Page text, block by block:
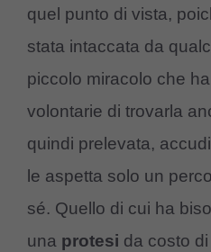
quel punto di vista,
stata intaccata da
piccolo miracolo che
volontarie di trovarla
quindi prelevata,
le aspetta solo un
sé. Quello di cui ha
una protesi da costo